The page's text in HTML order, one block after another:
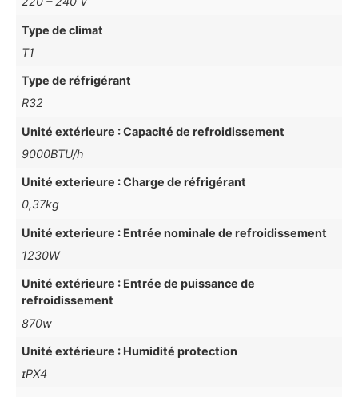
Type de climat
T1
Type de réfrigérant
R32
Unité extérieure : Capacité de refroidissement
9000BTU/h
Unité exterieure : Charge de réfrigérant
0,37kg
Unité exterieure : Entrée nominale de refroidissement
1230W
Unité extérieure : Entrée de puissance de
refroidissement
870w
Unité extérieure : Humidité protection
ɪPX4